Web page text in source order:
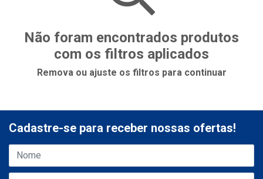
Não foram encontrados produtos
com os filtros aplicados
Remova ou ajuste os filtros para continuar
Cadastre-se para receber nossas ofertas!